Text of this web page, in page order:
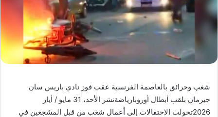
شغب وحرائق بالعاصمة الفرنسية عقب فوز نادي باريس سان
جيرمان بلقب أبطال أوروبارياضةنشر الأحد، 31 مايو / أيار
2026تحولت الاحتفالات إلى أعمال شغب من قبل المشجعين في